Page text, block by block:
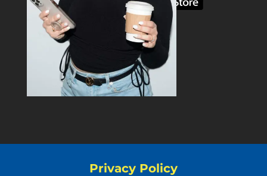
Privacy Policy